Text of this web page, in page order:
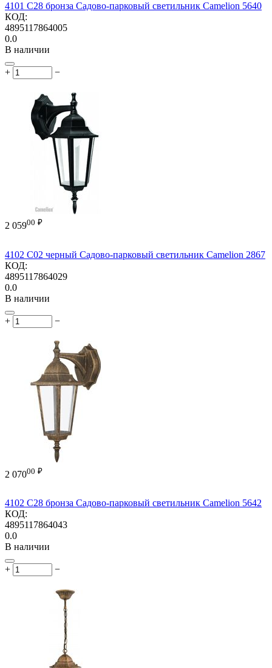
4101 C28 бронза Садово-парковый светильник Camelion 5640
КОД:
4895117864005
0.0
В наличии
+ −
2 05900 ₽
4102 C02 черный Садово-парковый светильник Camelion 2867
КОД:
4895117864029
0.0
В наличии
+ −
2 07000 ₽
4102 C28 бронза Садово-парковый светильник Camelion 5642
КОД:
4895117864043
0.0
В наличии
+ −